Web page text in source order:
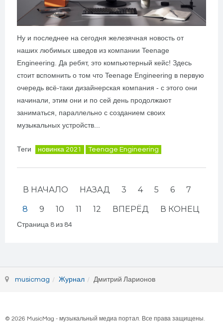
Ну и последнее на сегодня железячная новость от
наших любимых шведов из компании Teenage
Engineering. Да ребят, это компьютерный кейс! Здесь
стоит вспомнить о том что Teenage Engineering в первую
очередь всё-таки дизайнерская компания - с этого они
начинали, этим они и по сей день продолжают
заниматься, параллельно с созданием своих
музыкальных устройств...
Теги новинка 2021 Teenage Engineering
В НАЧАЛО НАЗАД 3 4 5 6 7
8 9 10 11 12 ВПЕРЁД В КОНЕЦ
Страница 8 из 84
musicmag Журнал Дмитрий Ларионов
© 2026 MusicMag - музыкальный медиа портал. Все права защищены.